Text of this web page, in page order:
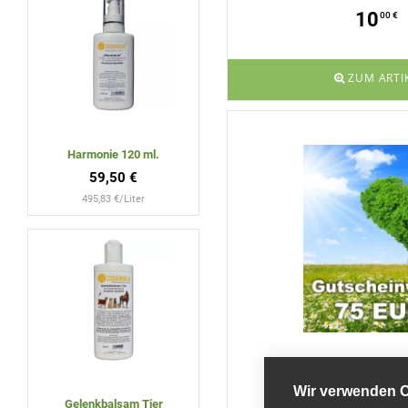
10 00 €
ZUM
Gutschein
Harmonie 120 ml.
59,50 €
495,83 €/Liter
Gelenkbalsam Tier
Wir verwenden